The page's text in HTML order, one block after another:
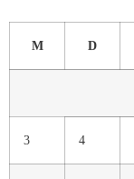
M D
3 4